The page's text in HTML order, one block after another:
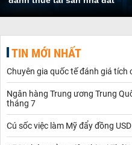
TIN MỚI NHẤT
Chuyên gia quốc tế đánh giá tích
Ngân hàng Trung ương Trung
tháng 7
Cú sốc việc làm Mỹ đẩy đồng